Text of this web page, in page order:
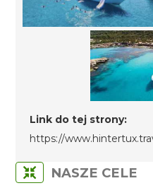
Link do tej strony:
https://
NASZE CELE